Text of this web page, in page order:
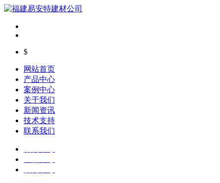
$
网站首页
产品中心
案例中心
关于我们
新闻资讯
技术支持
联系我们